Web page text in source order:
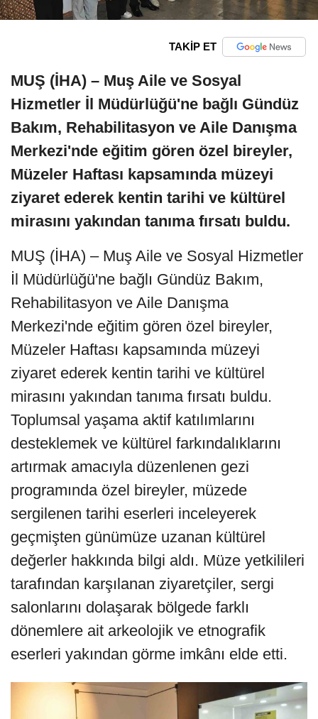
TAKİP ET
MUŞ (İHA) – Muş Aile ve Sosyal
Hizmetler İl Müdürlüğü'ne bağlı Gündüz
Bakım, Rehabilitasyon ve Aile Danışma
Merkezi'nde eğitim gören özel bireyler,
Müzeler Haftası kapsamında müzeyi
ziyaret ederek kentin tarihi ve kültürel
mirasını yakından tanıma fırsatı buldu.
MUŞ (İHA) – Muş Aile ve Sosyal Hizmetler
İl Müdürlüğü'ne bağlı Gündüz Bakım,
Rehabilitasyon ve Aile Danışma
Merkezi'nde eğitim gören özel bireyler,
Müzeler Haftası kapsamında müzeyi
ziyaret ederek kentin tarihi ve kültürel
mirasını yakından tanıma fırsatı buldu.
Toplumsal yaşama aktif katılımlarını
desteklemek ve kültürel farkındalıklarını
artırmak amacıyla düzenlenen gezi
programında özel bireyler, müzede
sergilenen tarihi eserleri inceleyerek
geçmişten günümüze uzanan kültürel
değerler hakkında bilgi aldı. Müze yetkilileri
tarafından karşılanan ziyaretçiler, sergi
salonlarını dolaşarak bölgede farklı
dönemlere ait arkeolojik ve etnografik
eserleri yakından görme imkânı elde etti.